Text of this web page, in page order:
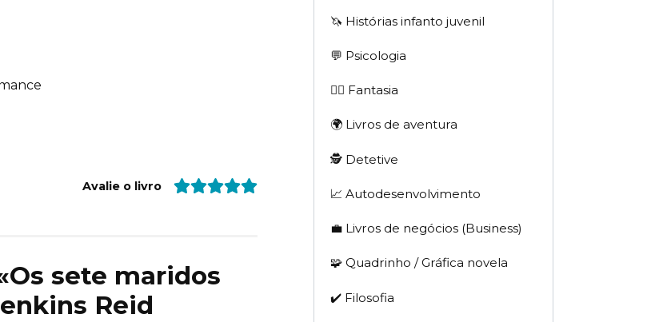
Avalie o livro
sete maridos
Reid
🦄 Histórias infanto juvenil
💬 Psicologia
🧙‍♂️ Fantasia
🌍 Livros de aventura
🕵 Detetive
📈 Autodesenvolvimento
💼 Livros de negócios (Business)
🧩 Quadrinho / Gráfica novela
✔️ Filosofia